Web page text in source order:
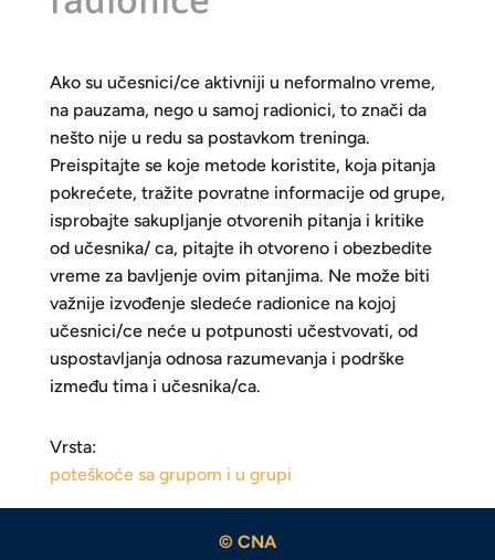
Ako su učesnici/ce aktivniji u neformalno vreme,
na pauzama, nego u samoj radionici, to znači da
nešto nije u redu sa postavkom treninga.
Preispitajte se koje metode koristite, koja pitanja
pokrećete, tražite povratne informacije od grupe,
isprobajte sakupljanje otvorenih pitanja i kritike
od učesnika/ ca, pitajte ih otvoreno i obezbedite
vreme za bavljenje ovim pitanjima. Ne može biti
važnije izvođenje sledeće radionice na kojoj
učesnici/ce neće u potpunosti učestvovati, od
uspostavljanja odnosa razumevanja i podrške
između tima i učesnika/ca.
Vrsta:
poteškoće sa grupom i u grupi
© CNA